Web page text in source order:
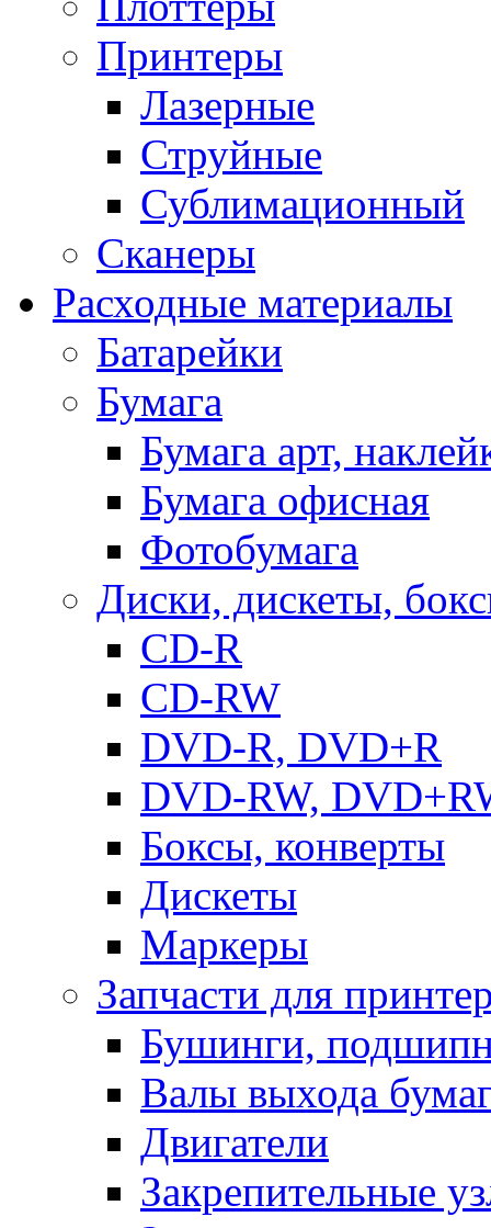
Принтеры
Лазерные
Струйные
Сублимационный
Сканеры
Расходные материалы
Батарейки
Бумага
Бумага арт,
Бумага офисная
Фотобумага
Диски, дискеты,
CD-R
CD-RW
DVD-R, DVD+R
DVD-RW,
Боксы, конверты
Дискеты
Маркеры
Запчасти для
Бушинги,
Валы выхода
Двигатели
Закрепительные